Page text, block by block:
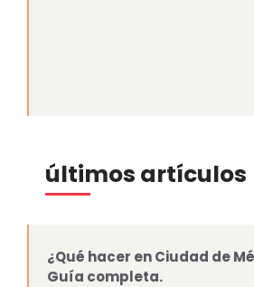
últimos artículos
¿Qué hacer en Ciudad de
Guía completa.